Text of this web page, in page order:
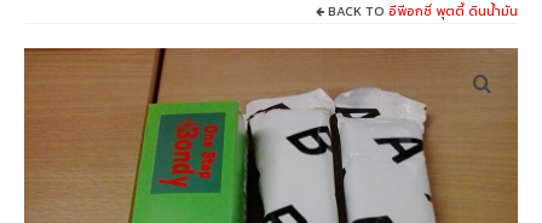
BACK TO อีพีอกซี่ พุตตี้ ดินน้ำมัน